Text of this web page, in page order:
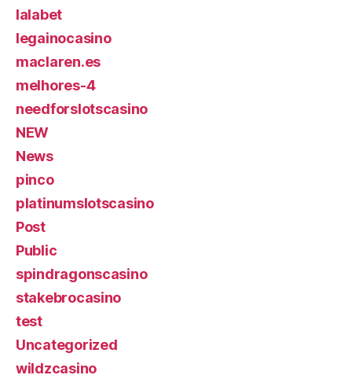
lalabet
legainocasino
maclaren.es
melhores-4
needforslotscasino
NEW
News
pinco
platinumslotscasino
Post
Public
spindragonscasino
stakebrocasino
test
Uncategorized
wildzcasino